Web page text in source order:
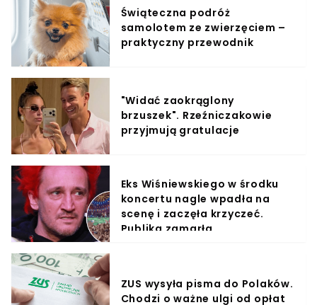
Świąteczna podróż
samolotem ze zwierzęciem –
praktyczny przewodnik
"Widać zaokrąglony
brzuszek". Rzeźniczakowie
przyjmują gratulacje
Eks Wiśniewskiego w środku
koncertu nagle wpadła na
scenę i zaczęła krzyczeć.
Publika zamarła
ZUS wysyła pisma do Polaków.
Chodzi o ważne ulgi od opłat